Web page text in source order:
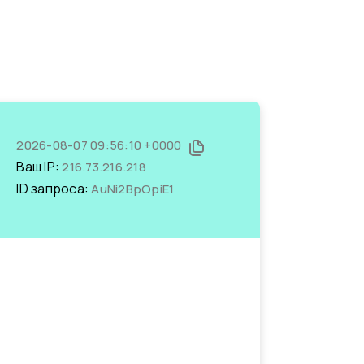
2026-08-07 09:56:10 +0000
Ваш IP:216.73.216.218
ID запроса:AuNi2BpOpiE1